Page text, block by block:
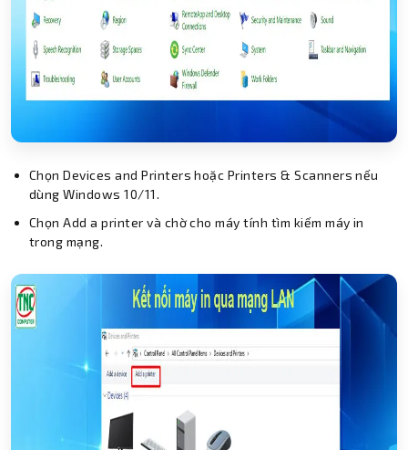
Chọn Devices and Printers hoặc Printers & Scanners nếu
dùng Windows 10/11.
Chọn Add a printer và chờ cho máy tính tìm kiếm máy in
trong mạng.